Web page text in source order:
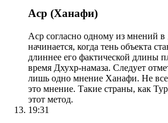
Аср (Ханафи)
Аср согласно одному из мнений
начинается, когда тень объекта
длиннее его фактической длины
время Дхухр-намаза. Следует
лишь одно мнение Ханафи. Не
это мнение. Такие страны, как
этот метод.
19:31